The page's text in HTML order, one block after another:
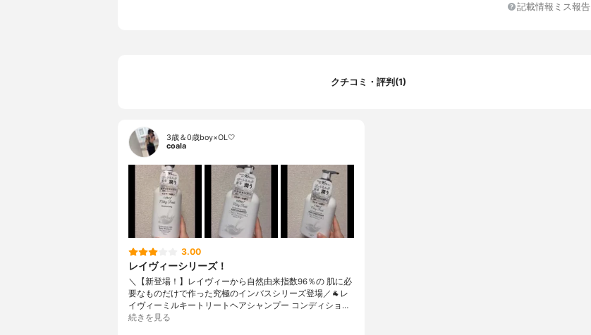
記載情報ミス報告
クチコミ・評判(1)
3歳＆0歳boy×OL🤍
coala
3.00
レイヴィーシリーズ！
＼【新登場！】レイヴィーから自然由来指数96％の 肌に必
要なものだけで作った究極のインバスシリーズ登場／🐐レ
イヴィーミルキートリートヘアシャンプー コンディショ…
続きを見る